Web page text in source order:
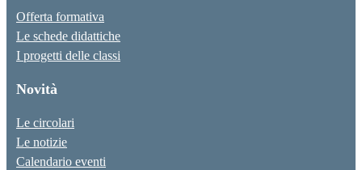
Offerta formativa
Le schede didattiche
I progetti delle classi
Novità
Le circolari
Le notizie
Calendario eventi